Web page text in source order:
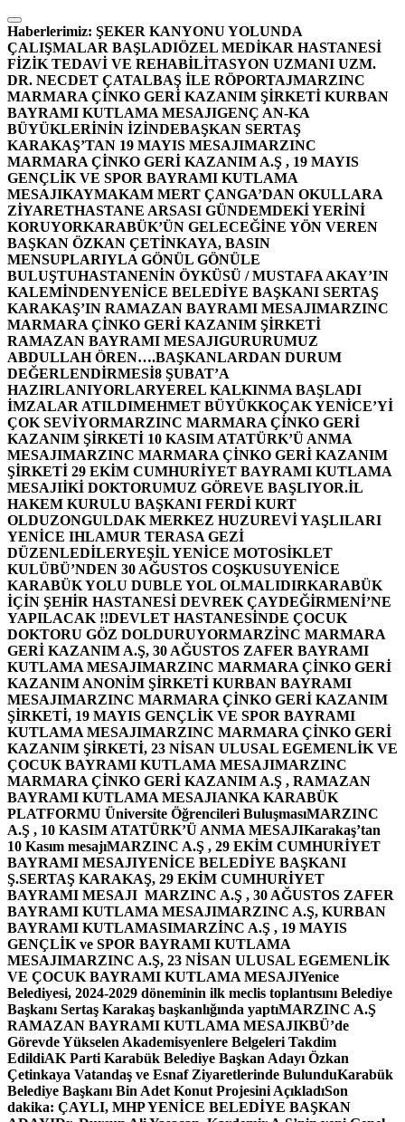
İçeriğe
atla
Haberlerimiz: ŞEKER KANYONU YOLUNDA
ÇALIŞMALAR BAŞLADIÖZEL MEDİKAR HASTANESİ
FİZİK TEDAVİ VE REHABİLİTASYON UZMANI UZM.
DR. NECDET ÇATALBAŞ İLE RÖPORTAJMARZINC
MARMARA ÇİNKO GERİ KAZANIM ŞİRKETİ KURBAN
BAYRAMI KUTLAMA MESAJIGENÇ AN-KA
BÜYÜKLERİNİN İZİNDEBAŞKAN SERTAŞ
KARAKAŞ’TAN 19 MAYIS MESAJIMARZINC
MARMARA ÇİNKO GERİ KAZANIM A.Ş , 19 MAYIS
GENÇLİK VE SPOR BAYRAMI KUTLAMA
MESAJIKAYMAKAM MERT ÇANGA’DAN OKULLARA
ZİYARETHASTANE ARSASI GÜNDEMDEKİ YERİNİ
KORUYORKARABÜK’ÜN GELECEĞİNE YÖN VEREN
BAŞKAN ÖZKAN ÇETİNKAYA, BASIN
MENSUPLARIYLA GÖNÜL GÖNÜLE
BULUŞTUHASTANENİN ÖYKÜSÜ / MUSTAFA AKAY’IN
KALEMİNDENYENİCE BELEDİYE BAŞKANI SERTAŞ
KARAKAŞ’IN RAMAZAN BAYRAMI MESAJIMARZINC
MARMARA ÇİNKO GERİ KAZANIM ŞİRKETİ
RAMAZAN BAYRAMI MESAJIGURURUMUZ
ABDULLAH ÖREN….BAŞKANLARDAN DURUM
DEĞERLENDİRMESİ8 ŞUBAT’A
HAZIRLANIYORLARYEREL KALKINMA BAŞLADI
İMZALAR ATILDIMEHMET BÜYÜKKOÇAK YENİCE’Yİ
ÇOK SEVİYORMARZINC MARMARA ÇİNKO GERİ
KAZANIM ŞİRKETİ 10 KASIM ATATÜRK’Ü ANMA
MESAJIMARZINC MARMARA ÇİNKO GERİ KAZANIM
ŞİRKETİ 29 EKİM CUMHURİYET BAYRAMI KUTLAMA
MESAJIİKİ DOKTORUMUZ GÖREVE BAŞLIYOR.İL
HAKEM KURULU BAŞKANI FERDİ KURT
OLDUZONGULDAK MERKEZ HUZUREVİ YAŞLILARI
YENİCE IHLAMUR TERASA GEZİ
DÜZENLEDİLERYEŞİL YENİCE MOTOSİKLET
KULÜBÜ’NDEN 30 AĞUSTOS COŞKUSUYENİCE
KARABÜK YOLU DUBLE YOL OLMALIDIRKARABÜK
İÇİN ŞEHİR HASTANESİ DEVREK ÇAYDEĞİRMENİ’NE
YAPILACAK !!DEVLET HASTANESİNDE ÇOCUK
DOKTORU GÖZ DOLDURUYORMARZİNC MARMARA
GERİ KAZANIM A.Ş, 30 AĞUSTOS ZAFER BAYRAMI
KUTLAMA MESAJIMARZINC MARMARA ÇİNKO GERİ
KAZANIM ANONİM ŞİRKETİ KURBAN BAYRAMI
MESAJIMARZINC MARMARA ÇİNKO GERİ KAZANIM
ŞİRKETİ, 19 MAYIS GENÇLİK VE SPOR BAYRAMI
KUTLAMA MESAJIMARZINC MARMARA ÇİNKO GERİ
KAZANIM ŞİRKETİ, 23 NİSAN ULUSAL EGEMENLİK VE
ÇOCUK BAYRAMI KUTLAMA MESAJIMARZINC
MARMARA ÇİNKO GERİ KAZANIM A.Ş , RAMAZAN
BAYRAMI KUTLAMA MESAJIANKA KARABÜK
PLATFORMU Üniversite Öğrencileri BuluşmasıMARZINC
A.Ş , 10 KASIM ATATÜRK’Ü ANMA MESAJIKarakaş’tan
10 Kasım mesajıMARZINC A.Ş , 29 EKİM CUMHURİYET
BAYRAMI MESAJIYENİCE BELEDİYE BAŞKANI
Ş.SERTAŞ KARAKAŞ, 29 EKİM CUMHURİYET
BAYRAMI MESAJI MARZINC A.Ş , 30 AĞUSTOS ZAFER
BAYRAMI KUTLAMA MESAJIMARZINC A.Ş, KURBAN
BAYRAMI KUTLAMASIMARZİNC A.Ş , 19 MAYIS
GENÇLİK ve SPOR BAYRAMI KUTLAMA
MESAJIMARZINC A.Ş, 23 NİSAN ULUSAL EGEMENLİK
VE ÇOCUK BAYRAMI KUTLAMA MESAJIYenice
Belediyesi, 2024-2029 döneminin ilk meclis toplantısını Belediye
Başkanı Sertaş Karakaş başkanlığında yaptıMARZINC A.Ş
RAMAZAN BAYRAMI KUTLAMA MESAJIKBÜ’de
Görevde Yükselen Akademisyenlere Belgeleri Takdim
EdildiAK Parti Karabük Belediye Başkan Adayı Özkan
Çetinkaya Vatandaş ve Esnaf Ziyaretlerinde BulunduKarabük
Belediye Başkanı Bin Adet Konut Projesini AçıkladıSon
dakika: ÇAYLI, MHP YENİCE BELEDİYE BAŞKAN